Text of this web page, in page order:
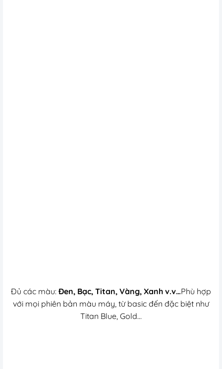
Đủ các màu: Đen, Bạc, Titan, Vàng, Xanh v.v…Phù hợp
với mọi phiên bản màu máy, từ basic đến đặc biệt như
Titan Blue, Gold…